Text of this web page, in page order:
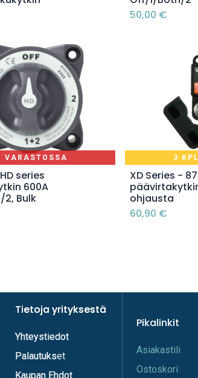
50,00 €
VARASTOSSA
series
600A
Bulk
3
XD Series -
ohjausta
60,90 €
Pikalinkit
A​s​iakastili
Os​toskori
Tietoja yrityksestä
Yhteystiedot
Palautukset
Kaupan Ehdot
Tietoja yrityksestä
Yhteystiedot
Palautuks
Kaupan Ehdot